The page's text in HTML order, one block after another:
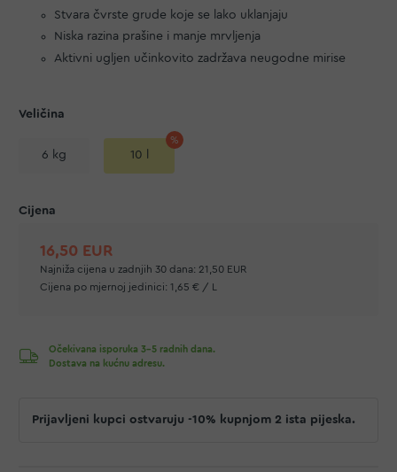
Stvara čvrste grude koje se lako uklanjaju
Niska razina prašine i manje mrvljenja
Aktivni ugljen učinkovito zadržava neugodne mirise
Veličina
6 kg 10 l
16,50 EUR
Najniža cijena u zadnjih 30 dana: 21,50 EUR
Cijena po mjernoj jedinici: 1,65 € / L
Očekivana isporuka 3-5 radnih dana.
Dostava na kućnu adresu.
Prijavljeni kupci ostvaruju -10% kupnjom 2 ista pijeska.